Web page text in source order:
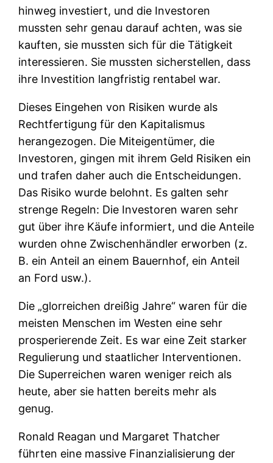
hinweg investiert, und die Investoren
mussten sehr genau darauf achten, was sie
kauften, sie mussten sich für die Tätigkeit
interessieren. Sie mussten sicherstellen, dass
ihre Investition langfristig rentabel war.
Dieses Eingehen von Risiken wurde als
Rechtfertigung für den Kapitalismus
herangezogen. Die Miteigentümer, die
Investoren, gingen mit ihrem Geld Risiken ein
und trafen daher auch die Entscheidungen.
Das Risiko wurde belohnt. Es galten sehr
strenge Regeln: Die Investoren waren sehr
gut über ihre Käufe informiert, und die Anteile
wurden ohne Zwischenhändler erworben (z.
B. ein Anteil an einem Bauernhof, ein Anteil
an Ford usw.).
Die „glorreichen dreißig Jahre“ waren für die
meisten Menschen im Westen eine sehr
prosperierende Zeit. Es war eine Zeit starker
Regulierung und staatlicher Interventionen.
Die Superreichen waren weniger reich als
heute, aber sie hatten bereits mehr als
genug.
Ronald Reagan und Margaret Thatcher
führten eine massive Finanzialisierung der